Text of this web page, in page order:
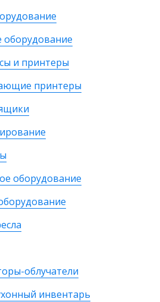
оборудование
и принтеры
принтеры
оборудование
облучатели
инвентарь